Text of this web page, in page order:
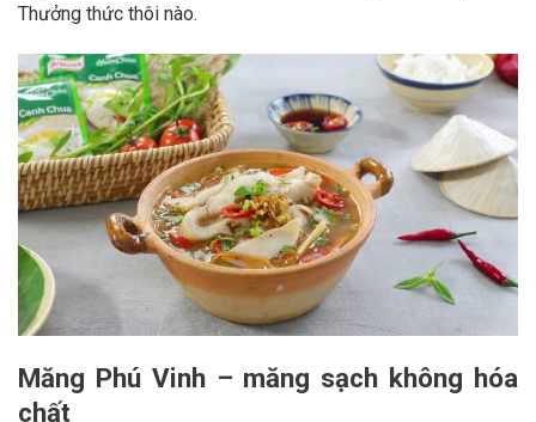
Thưởng thức thôi nào.
Măng Phú Vinh – măng sạch không hóa
chất